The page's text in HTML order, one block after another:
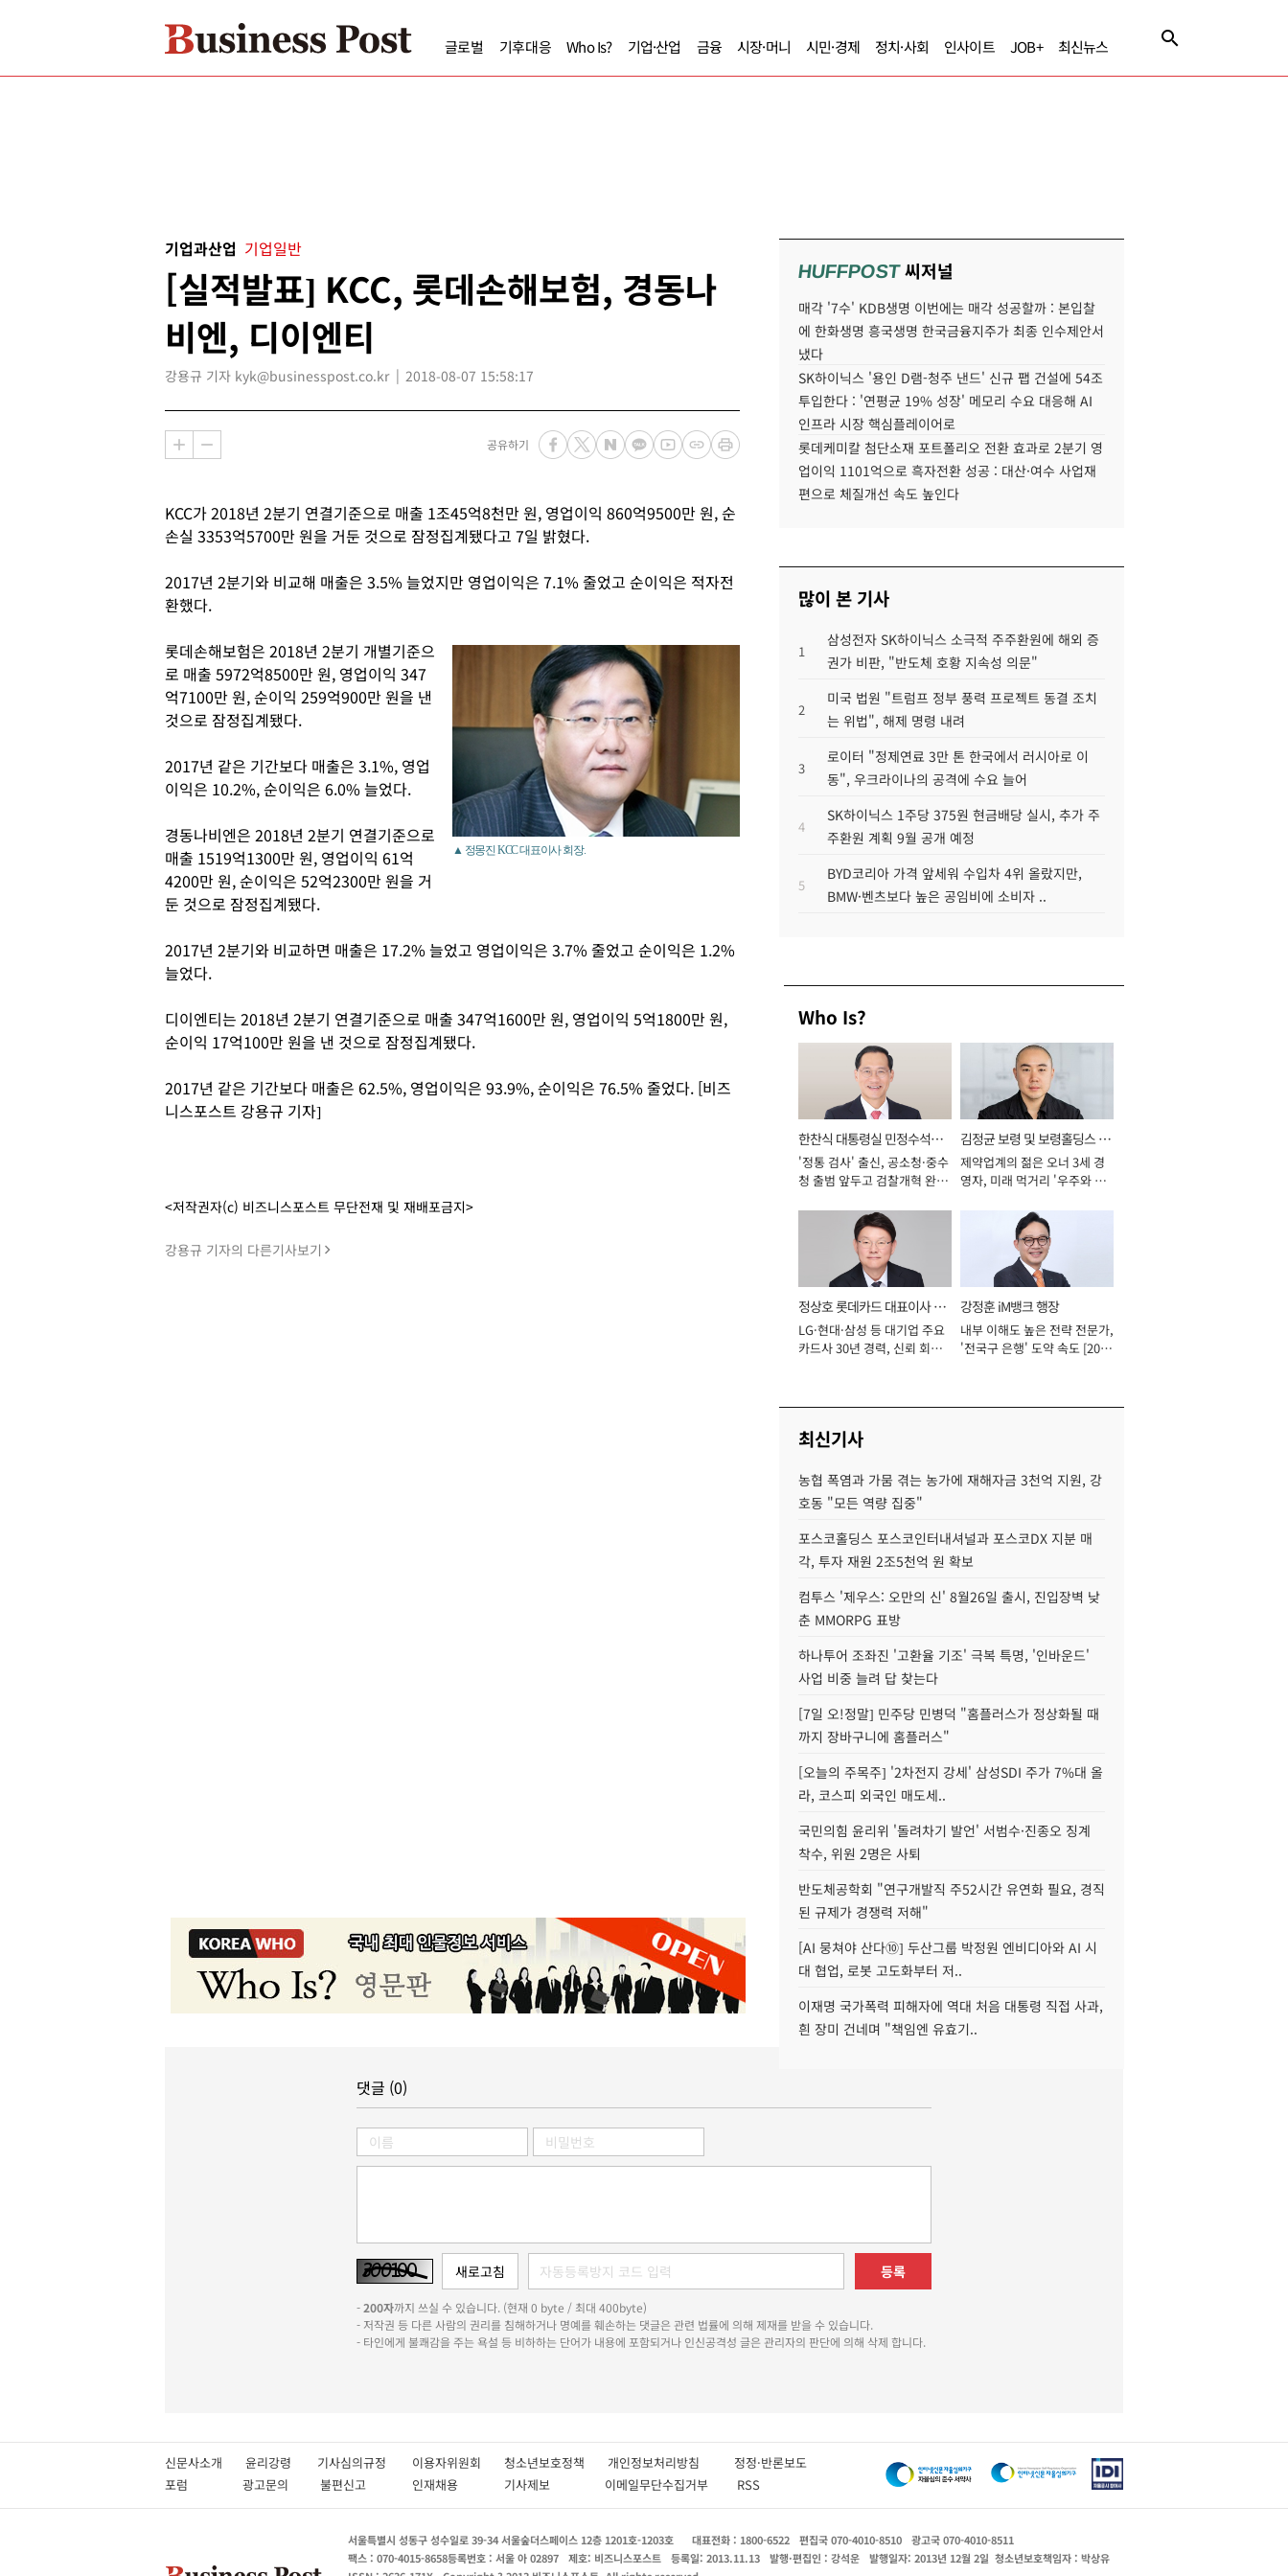
글로벌 기후대응 Who Is? 기업·산업 금융 시장·머니 시민·경제 정치·사회 인사이트 JOB+ 최신뉴스
기업과산업 기업일반
[실적발표] KCC, 롯데손해보험, 경동나
비엔, 디이엔티
강용규 기자 kyk@businesspost.co.kr 2018-08-07 15:58:17
공유하기
KCC가 2018년 2분기 연결기준으로 매출 1조45억8천만 원, 영업이익 860억9500만 원, 순
손실 3353억5700만 원을 거둔 것으로 잠정집계됐다고 7일 밝혔다.
2017년 2분기와 비교해 매출은 3.5% 늘었지만 영업이익은 7.1% 줄었고 순이익은 적자전
환했다.
▲ 정몽진 KCC 대표이사 회장.
롯데손해보험은 2018년 2분기 개별기준으
로 매출 5972억8500만 원, 영업이익 347
억7100만 원, 순이익 259억900만 원을 낸
것으로 잠정집계됐다.
2017년 같은 기간보다 매출은 3.1%, 영업
이익은 10.2%, 순이익은 6.0% 늘었다.
경동나비엔은 2018년 2분기 연결기준으로
매출 1519억1300만 원, 영업이익 61억
4200만 원, 순이익은 52억2300만 원을 거
둔 것으로 잠정집계됐다.
2017년 2분기와 비교하면 매출은 17.2% 늘었고 영업이익은 3.7% 줄었고 순이익은 1.2%
늘었다.
디이엔티는 2018년 2분기 연결기준으로 매출 347억1600만 원, 영업이익 5억1800만 원,
순이익 17억100만 원을 낸 것으로 잠정집계됐다.
2017년 같은 기간보다 매출은 62.5%, 영업이익은 93.9%, 순이익은 76.5% 줄었다. [비즈
니스포스트 강용규 기자]
<저작권자(c) 비즈니스포스트 무단전재 및 재배포금지>
강용규 기자의 다른기사보기
HUFFPOST씨저널
매각 '7수' KDB생명 이번에는 매각 성공할까 : 본입찰
에 한화생명 흥국생명 한국금융지주가 최종 인수제안서
냈다
SK하이닉스 '용인 D램-청주 낸드' 신규 팹 건설에 54조
투입한다 : '연평균 19% 성장' 메모리 수요 대응해 AI
인프라 시장 핵심플레이어로
롯데케미칼 첨단소재 포트폴리오 전환 효과로 2분기 영
업이익 1101억으로 흑자전환 성공 : 대산·여수 사업재
편으로 체질개선 속도 높인다
많이 본 기사
1
삼성전자 SK하이닉스 소극적 주주환원에 해외 증
권가 비판, "반도체 호황 지속성 의문"
2
미국 법원 "트럼프 정부 풍력 프로젝트 동결 조치
는 위법", 해제 명령 내려
3
로이터 "정제연료 3만 톤 한국에서 러시아로 이
동", 우크라이나의 공격에 수요 늘어
4
SK하이닉스 1주당 375원 현금배당 실시, 추가 주
주환원 계획 9월 공개 예정
5
BYD코리아 가격 앞세워 수입차 4위 올랐지만,
BMW·벤츠보다 높은 공임비에 소비자 ..
Who Is?
한찬식 대통령실 민정수석비
서관
'정통 검사' 출신, 공소청·중수
청 출범 앞두고 검찰개혁 완수
김정균 보령 및 보령홀딩스 대
표이사 사장
제약업계의 젊은 오너 3세 경
영자, 미래 먹거리 '우주와 헬
정상호 롯데카드 대표이사 사
장
LG·현대·삼성 등 대기업 주요
카드사 30년 경력, 신뢰 회복
강정훈 iM뱅크 행장
내부 이해도 높은 전략 전문가,
'전국구 은행' 도약 속도 [2026
최신기사
농협 폭염과 가뭄 겪는 농가에 재해자금 3천억 지원, 강
호동 "모든 역량 집중"
포스코홀딩스 포스코인터내셔널과 포스코DX 지분 매
각, 투자 재원 2조5천억 원 확보
컴투스 '제우스: 오만의 신' 8월26일 출시, 진입장벽 낮
춘 MMORPG 표방
하나투어 조좌진 '고환율 기조' 극복 특명, '인바운드'
사업 비중 늘려 답 찾는다
[7일 오!정말] 민주당 민병덕 "홈플러스가 정상화될 때
까지 장바구니에 홈플러스"
[오늘의 주목주] '2차전지 강세' 삼성SDI 주가 7%대 올
라, 코스피 외국인 매도세..
국민의힘 윤리위 '돌려차기 발언' 서범수·진종오 징계
착수, 위원 2명은 사퇴
반도체공학회 "연구개발직 주52시간 유연화 필요, 경직
된 규제가 경쟁력 저해"
[AI 뭉쳐야 산다⑩] 두산그룹 박정원 엔비디아와 AI 시
대 협업, 로봇 고도화부터 저..
이재명 국가폭력 피해자에 역대 처음 대통령 직접 사과,
흰 장미 건네며 "책임엔 유효기..
댓글 (0)
등록
-200자까지 쓰실 수 있습니다. (현재 0 byte / 최대 400byte)
- 저작권 등 다른 사람의 권리를 침해하거나 명예를 훼손하는 댓글은 관련 법률에 의해 제재를 받을 수 있습니다.
- 타인에게 불쾌감을 주는 욕설 등 비하하는 단어가 내용에 포함되거나 인신공격성 글은 관리자의 판단에 의해 삭제 합니다.
신문사소개 윤리강령 기사심의규정 이용자위원회 청소년보호정책 개인정보처리방침 정정·반론보도
포럼
광고문의 불편신고 인재채용 기사제보 이메일무단수집거부 RSS
서울특별시 성동구 성수일로 39-34 서울숲더스페이스 12층 1201호-1203호 대표전화 : 1800-6522 편집국 070-4010-8510
광고국 070-4010-8511
팩스 : 070-4015-8658등록번호 : 서울 아 02897 제호: 비즈니스포스트 등록일: 2013.11.13 발행·편집인 : 강석운 발행일자: 2013년 12월 2일 청소년보호책임자 : 박상유